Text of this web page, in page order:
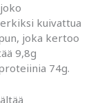
kuivattua
joka kertoo
9,8g
74g.